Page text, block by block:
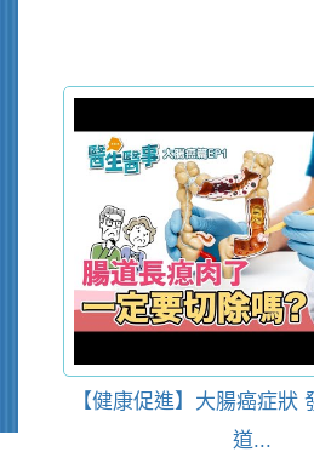
【健康促進】大腸癌症狀
道...